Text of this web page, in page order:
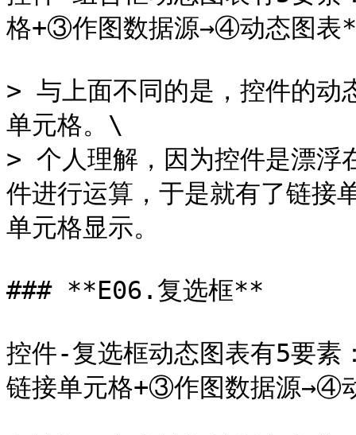
格+③作图数据源→④动态图表
> 与上面不同的是，控件的
单元格。\
> 个人理解，因为控件是漂浮
件进行运算，于是就有了链接
单元格显示。
### **E06.复选框**
控件-复选框动态图表有5要
链接单元格+③作图数据源→④